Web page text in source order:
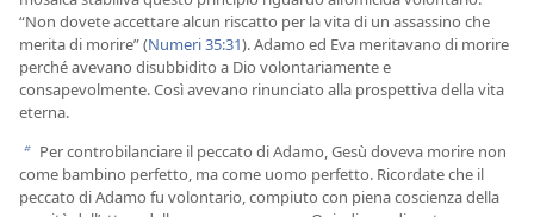
“Non dovete accettare alcun riscatto per la vita di un assassino che
merita di morire” (Numeri 35:31). Adamo ed Eva meritavano di morire
perché avevano disubbidito a Dio volontariamente e
consapevolmente. Così avevano rinunciato alla prospettiva della vita
eterna.
b Per controbilanciare il peccato di Adamo, Gesù doveva morire non
come bambino perfetto, ma come uomo perfetto. Ricordate che il
peccato di Adamo fu volontario, compiuto con piena coscienza della